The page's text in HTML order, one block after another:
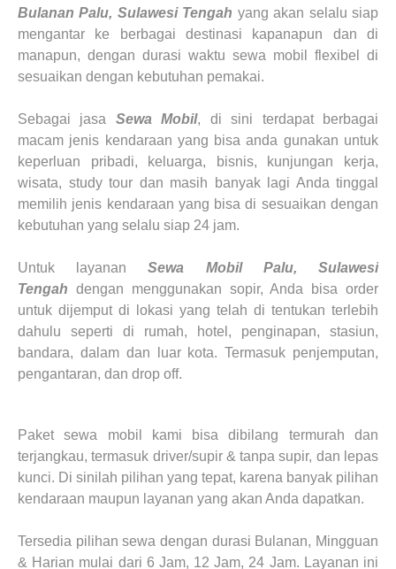
Bulanan Palu, Sulawesi Tengah yang akan selalu siap
mengantar ke berbagai destinasi kapanapun dan di
manapun, dengan durasi waktu sewa mobil flexibel di
sesuaikan dengan kebutuhan pemakai.
Sebagai jasa Sewa Mobil,
di sini terdapat berbagai
macam jenis kendaraan yang bisa anda gunakan untuk
keperluan pribadi, keluarga, bisnis, kunjungan kerja,
wisata, study tour dan masih banyak lagi Anda tinggal
memilih jenis kendaraan yang bisa di sesuaikan dengan
kebutuhan yang selalu siap 24 jam.
Untuk layananSewa MobilPalu, Sulawesi
Tengah dengan menggunakan sopir, Anda bisa order
untuk dijemput di lokasi yang telah di tentukan terlebih
dahulu seperti di rumah, hotel, penginapan, stasiun,
bandara, dalam dan luar kota. Termasuk penjemputan,
pengantaran, dan drop off.
Paket sewa mobil kami bisa dibilang termurah dan
terjangkau, termasuk driver/supir & tanpa supir, dan lepas
kunci. Di sinilah pilihan yang tepat, karena banyak pilihan
kendaraan maupun layanan yang akan Anda dapatkan.
Tersedia pilihan sewa dengan durasi Bulanan, Mingguan
& Harian mulai dari 6 Jam, 12 Jam, 24 Jam. Layanan ini